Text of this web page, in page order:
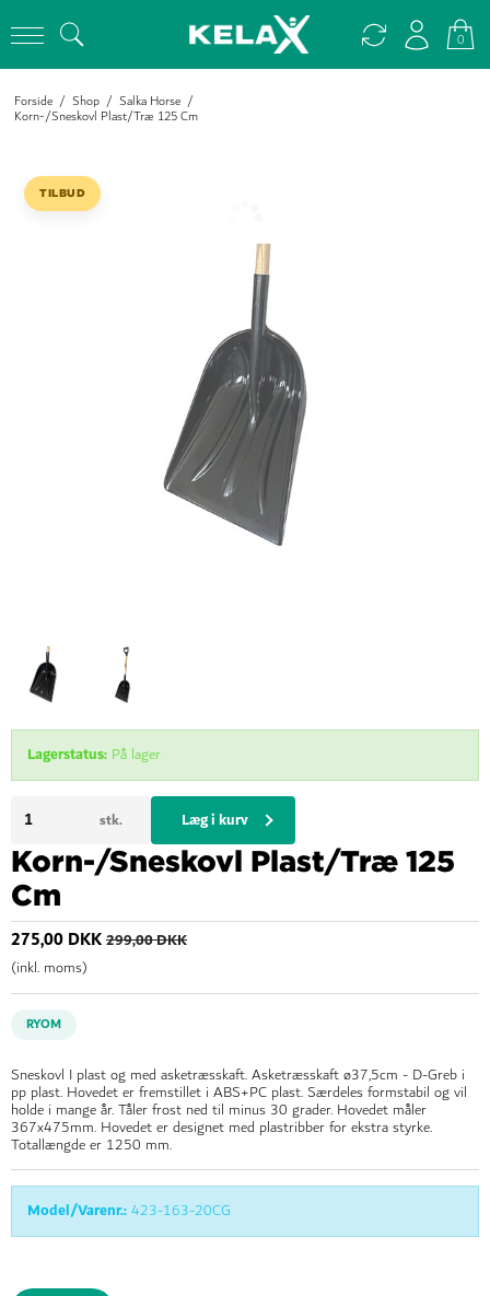
0
Forside / Shop / Salka Horse /
Korn-/Sneskovl Plast/Træ 125 Cm
TILBUD
Korn-/Sneskovl Plast/Træ 125
Cm
275,00 DKK299,00 DKK
(inkl. moms)
RYOM
Sneskovl I plast og med asketræsskaft. Asketræsskaft ø37,5cm - D-Greb i
pp plast. Hovedet er fremstillet i ABS+PC plast. Særdeles formstabil og vil
holde i mange år. Tåler frost ned til minus 30 grader. Hovedet måler
367x475mm. Hovedet er designet med plastribber for ekstra styrke.
Totallængde er 1250 mm.
Model/Varenr.:423-163-20CG
Lagerstatus: På lager
stk. Læg i kurv